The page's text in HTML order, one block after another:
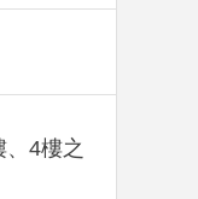
4樓之